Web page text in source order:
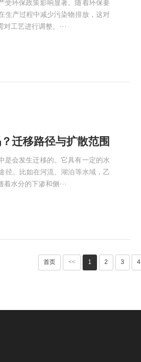
受环保政策影响显著。随着环保要
生产过程中减少污染物排放，这对
工艺进行调整。···
迁移路径与扩散范围​
是会发生迁移的。它具有一定的水
径。比如在河流、湖泊等水域，乙
水分的下渗和侧···
首页 << 1 2 3 4